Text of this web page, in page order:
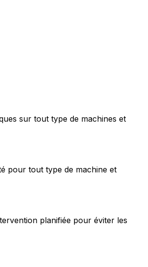
sur tout type de machines et
pour tout type de machine et
planifiée pour éviter les